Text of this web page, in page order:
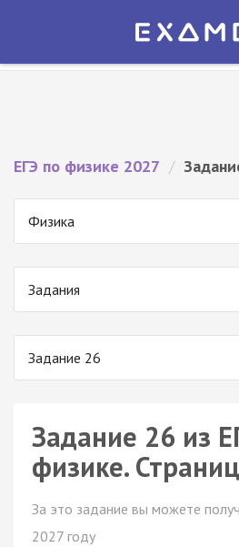
Экзамер — ЕГЭ 2027
ЕГЭ по физике 2027 /
Физика
Задания
Задание 26
Задание 26 из
физике.
За это задание вы можете
2027 году